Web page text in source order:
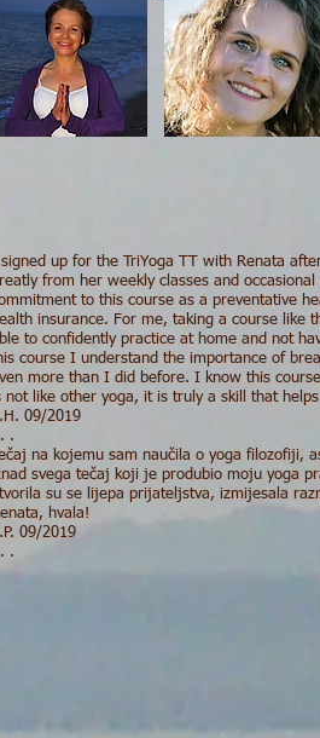
09/2019
.
up for the TriYoga TT with Renata
from her weekly classes and
to this course as a preventative
insurance. For me, taking a course like
to confidently practice at home and not
course I understand the importance of
more than I did before. I know this
not like other yoga, it is truly a skill that
09/2019
.
na kojemu sam naučila o yoga filozofiji,
svega tečaj koji je produbio moju yoga
su se lijepa prijateljstva, izmijesala
hvala!
09/2019
.